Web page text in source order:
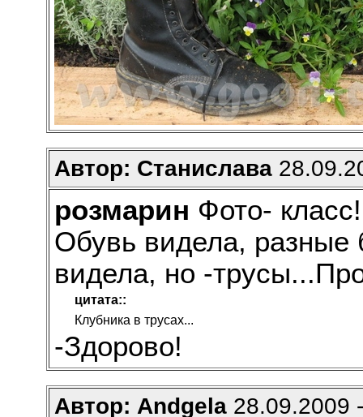
Автор: Станислава
розмарин Фото-
Обувь видела, разные
видела, но -
цитата::
Клубника в трусах...
-Здорово!
Автор: Andgela28.09.2009